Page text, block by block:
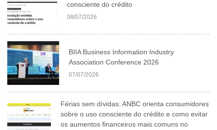
consciente do crédito
08/07/2026
BIIA Business Information Industry
Association Conference 2026
07/07/2026
Férias sem dívidas: ANBC orienta consumidores
sobre o uso consciente do crédito e como evitar
os aumentos financeiros mais comuns no